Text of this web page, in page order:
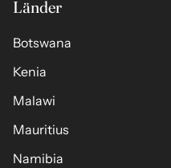
Länder
Botswana
Kenia
Malawi
Mauritius
Namibia